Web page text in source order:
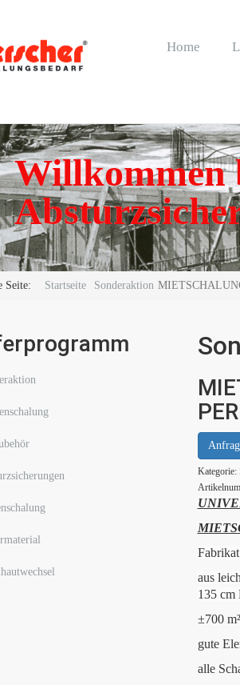
Home
Willkommen
Seite: Startseite Sonderaktion
Kategorie:
aus
135 cm
±700
gute
alle